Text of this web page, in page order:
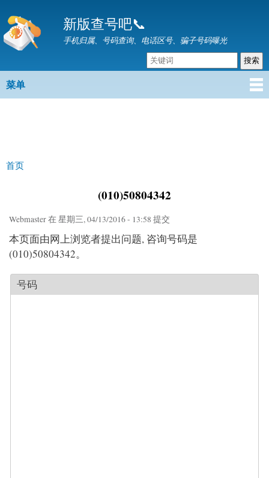
转
到
要
容
新版查号吧📞
手机归属、号码查询、电话区号、骗子号码曝光
主菜单
菜单
你在这里
首页
(010)50804342
Webmaster在 星期三, 04/13/2016 - 13:58 提交
本页面由网上浏览者提出问题, 咨询号码是
(010)50804342。
号码